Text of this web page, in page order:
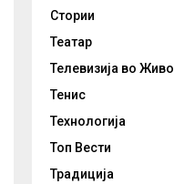
Стории
Театар
Телевизија во Живо
Тенис
Технологија
Топ Вести
Традиција